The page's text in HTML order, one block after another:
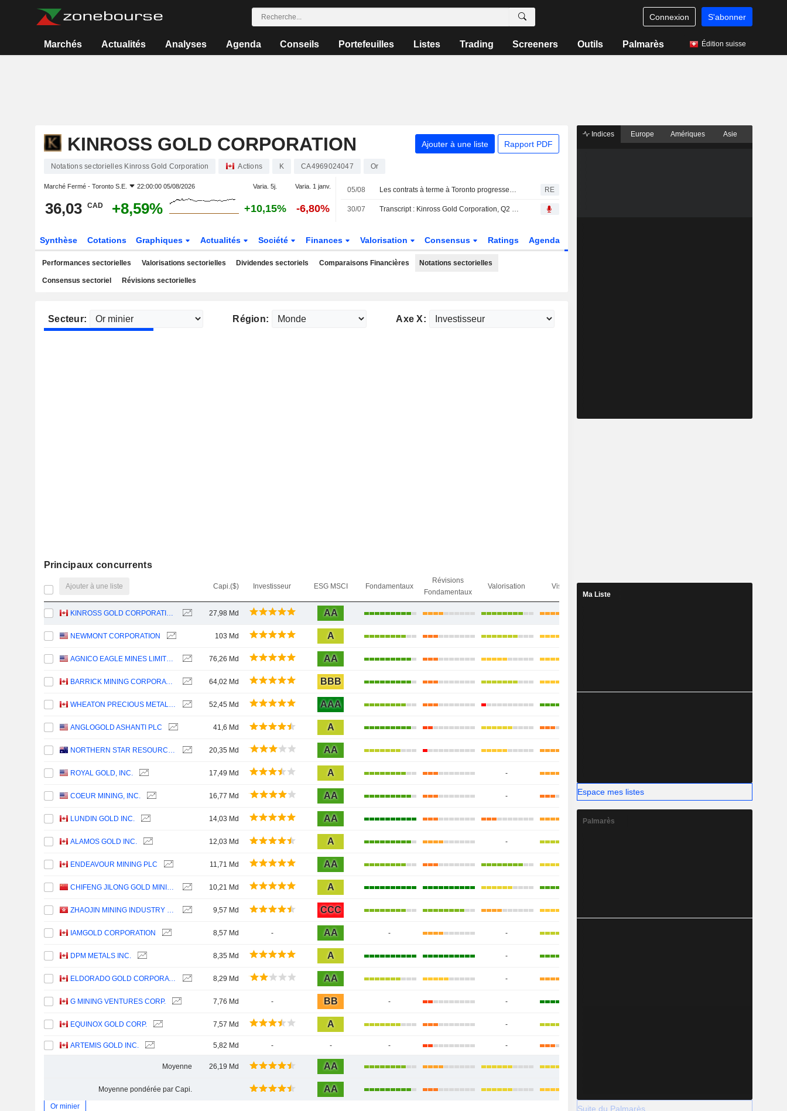
Connexion S'abonner
Marchés Actualités Analyses Agenda Conseils Portefeuilles Listes Trading Screeners Outils Palmarès Édition suisse
KINROSS GOLD CORPORATION Ajouter à une liste Rapport PDF
Notations sectorielles Kinross Gold Corporation Actions K CA4969024047 Or
Marché Fermé - Toronto S.E. 22:00:00 05/08/2026 Varia. 5j. Varia. 1 janv.
36,03 CAD +8,59% +10,15% -6,80%
05/08 Les contrats à terme à Toronto progressent portés par l'or ; les résultats d'entreprises en ligne de mire RE
30/07 Transcript : Kinross Gold Corporation, Q2 2026 Earnings Call, Jul 30, 2026
Synthèse Cotations Graphiques Actualités Société Finances Valorisation Consensus Ratings Agenda
Performances sectorielles Valorisations sectorielles Dividendes sectoriels Comparaisons Financières Notations sectorielles
Consensus sectoriel Révisions sectorielles
Secteur: Région: Axe X:
Principaux concurrents
Ajouter à une liste Capi.($) Investisseur ESG MSCI Fondamentaux
Révisions
Fondamentaux
Valorisation Visibilité
KINROSS GOLD CORPORATION 27,98 Md AA
NEWMONT CORPORATION 103 Md A
AGNICO EAGLE MINES LIMITED 76,26 Md AA
BARRICK MINING CORPORATION 64,02 Md BBB
WHEATON PRECIOUS METALS CORP. 52,45 Md AAA
ANGLOGOLD ASHANTI PLC 41,6 Md A
NORTHERN STAR RESOURCES LIMITED 20,35 Md AA
ROYAL GOLD, INC. 17,49 Md A -
COEUR MINING, INC. 16,77 Md AA -
LUNDIN GOLD INC. 14,03 Md AA
ALAMOS GOLD INC. 12,03 Md A -
ENDEAVOUR MINING PLC 11,71 Md AA
CHIFENG JILONG GOLD MINING GROUP LIMITED 10,21 Md A
ZHAOJIN MINING INDUSTRY COMPANY LIMITED 9,57 Md CCC
IAMGOLD CORPORATION 8,57 Md - AA - -
DPM METALS INC. 8,35 Md A -
ELDORADO GOLD CORPORATION 8,29 Md AA -
G MINING VENTURES CORP. 7,76 Md - BB - -
EQUINOX GOLD CORP. 7,57 Md A -
ARTEMIS GOLD INC. 5,82 Md - - - -
Moyenne 26,19 Md AA
Moyenne pondérée par Capi. AA
Or minier
Indices Europe Amériques Asie
Ma Liste
Espace mes listes
Palmarès
Suite du Palmarès